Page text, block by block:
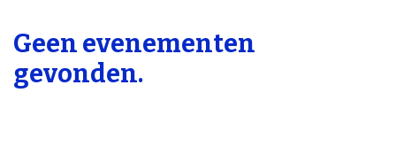
Geen evenementen
gevonden.